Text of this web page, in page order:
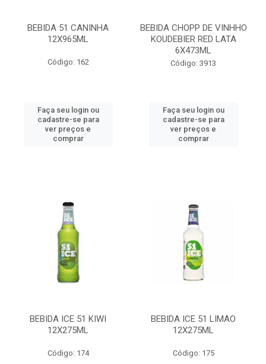
BEBIDA 51 CANINHA
12X965ML
Código: 162
Faça seu login ou
cadastre-se para
ver preços e
comprar
BEBIDA CHOPP DE VINHHO
KOUDEBIER RED LATA
6X473ML
Código: 3913
Faça seu login ou
cadastre-se para
ver preços e
comprar
BEBIDA ICE 51 KIWI
12X275ML
Código: 174
BEBIDA ICE 51 LIMAO
12X275ML
Código: 175